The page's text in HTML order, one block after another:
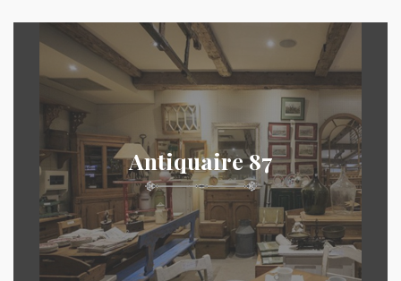
Antiquaire 87